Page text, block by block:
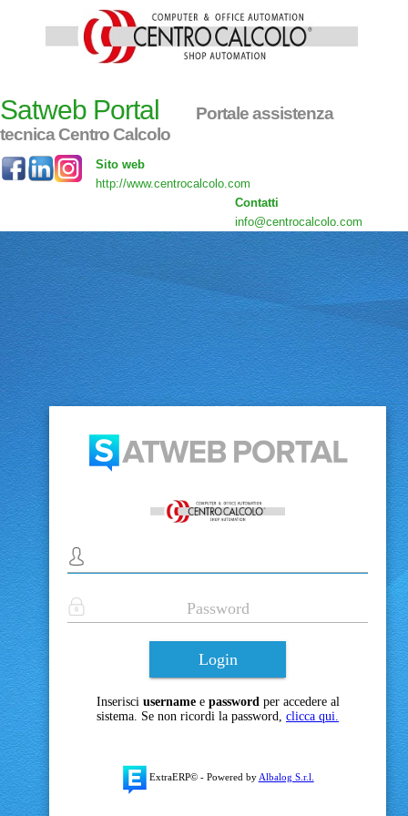
Satweb Portal
Portale assistenza
tecnica Centro Calcolo
Sito web
http://www.centrocalcolo.com
Contatti
info@centrocalcolo.com